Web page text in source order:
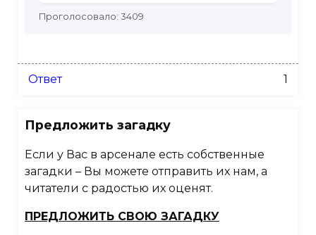
Проголосовало: 3409
Ответ 1
Предложить загадку
Если у Вас в арсенале есть собственные
загадки – Вы можете отправить их нам, а
читатели с радостью их оценят.
ПРЕДЛОЖИТЬ СВОЮ ЗАГАДКУ